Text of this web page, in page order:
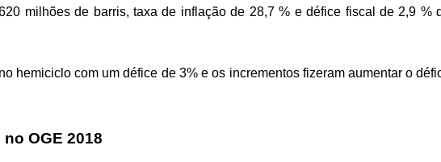
milhões de barris, taxa de inflação de 28,7 % e défice fiscal de 2,9 %
hemiciclo com um défice de 3% e os incrementos fizeram aumentar o
OGE 2018